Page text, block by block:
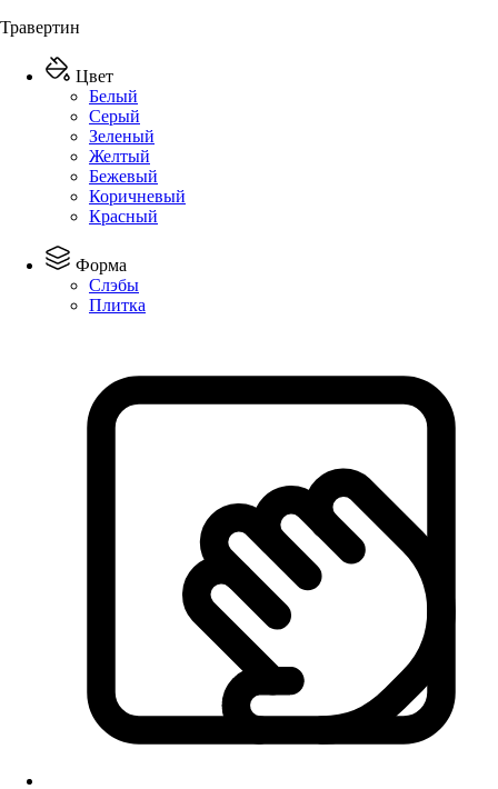
Травертин
Цвет
Белый
Серый
Зеленый
Желтый
Бежевый
Коричневый
Красный
Форма
Слэбы
Плитка